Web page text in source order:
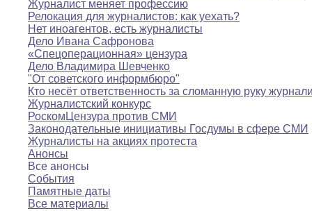
Журналист меняет профессию
Релокация для журналистов: как уехать?
Нет иноагентов, есть журналисты
Дело Ивана Сафронова
«Спецоперационная» цензура
Дело Владимира Шевченко
"От советского информбюро"
Кто несёт ответственность за сломанную руку
Журналистский конкурс
РоскомЦензура против СМИ
Законодательные инициативы Госдумы в сфере СМИ
Журналисты на акциях протеста
Анонсы
Все анонсы
События
Памятные даты
Все материалы